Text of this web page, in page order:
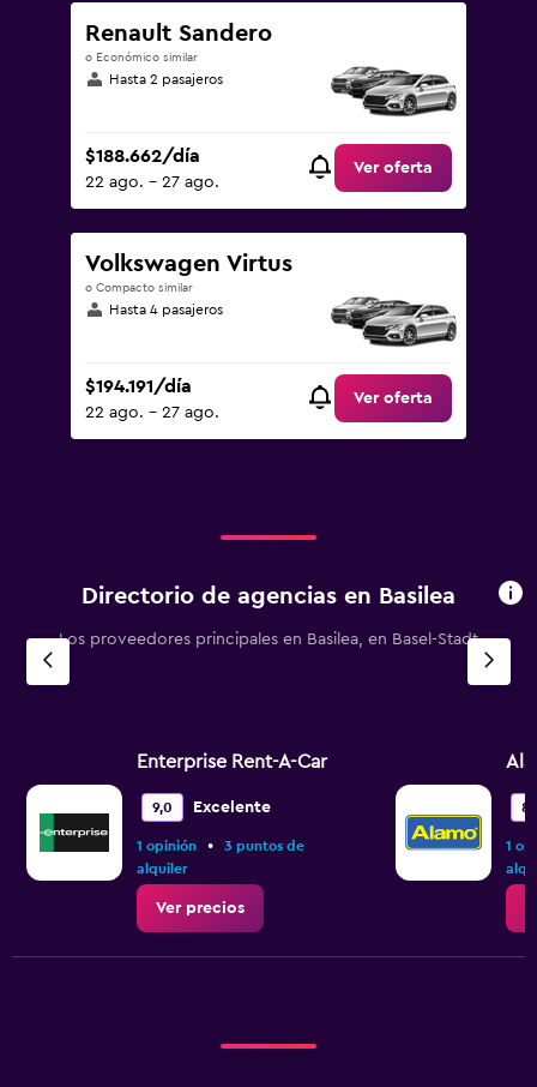
Renault Sandero
o Económico similar
Hasta 2 pasajeros
$188.662/día
22 ago. - 27 ago.
Ver oferta
Volkswagen Virtus
o Compacto similar
Hasta 4 pasajeros
$194.191/día
22 ago. - 27 ago.
Ver oferta
Directorio de agencias en Basilea
Los proveedores principales en Basilea, en Basel-Stadt
Enterprise Rent-A-Car
9,0 Excelente
1 opinión •
3 puntos de
alquiler
Ver precios
1